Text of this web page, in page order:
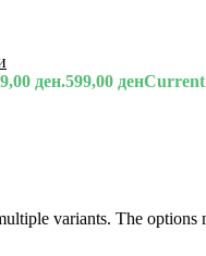
ден.599,00 денCurrent
variants. The options